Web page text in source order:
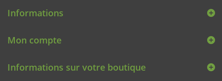
Informations
Mon compte
Informations sur votre boutique